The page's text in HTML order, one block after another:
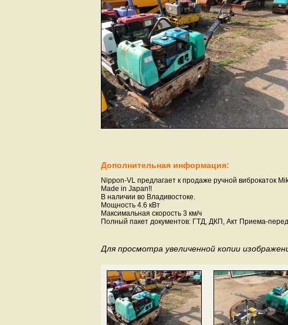
Дополнительная информация:
Nippon-VL предлагает к продаже ручной виброкаток
Made in Japan!!
В наличии во Владивостоке.
Мощность 4.6 кВт
Максимальная скорость 3 км/ч
Полный пакет документов: ГТД, ДКП, Акт Приема-
Для просмотра увеличенной копии